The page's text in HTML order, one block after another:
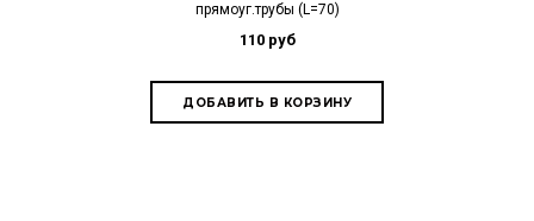
прямоуг.трубы (L=70)
110 руб